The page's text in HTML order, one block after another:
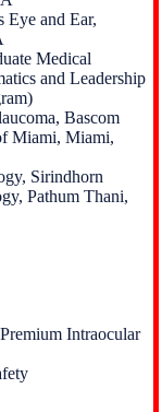
Eye and Ear,
Medical
and Leadership
Bascom
Miami, Miami,
Sirindhorn
Pathum Thani,
Intraocular